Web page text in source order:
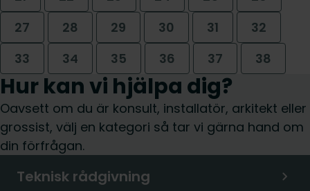
27
28 29 30 31
32
33
34 35 36 37 38
Hur kan vi hjälpa dig?
Oavsett om du är konsult, installatör, arkitekt eller
grossist, välj en kategori så tar vi gärna hand om
din förfrågan.
Teknisk rådgivning